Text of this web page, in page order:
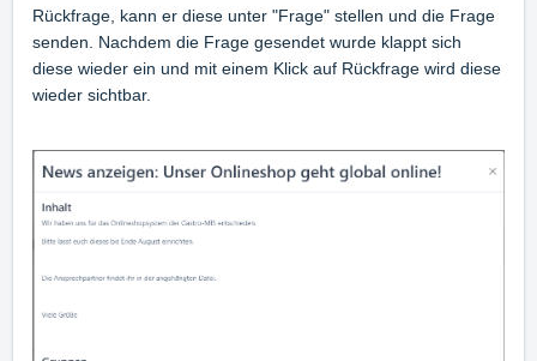
Rückfrage, kann er diese unter "Frage" stellen und die Frage
senden. Nachdem die Frage gesendet wurde klappt sich
diese wieder ein und mit einem Klick auf Rückfrage wird diese
wieder sichtbar.